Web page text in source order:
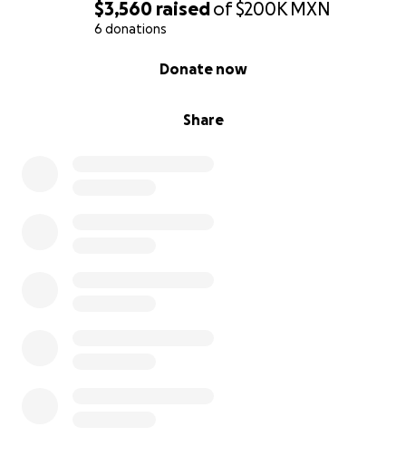
$3,560 raisedof$200K MXN
6 donations
Share
Donate now